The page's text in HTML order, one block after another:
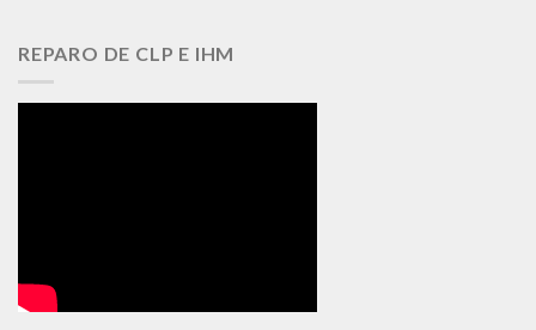
REPARO DE CLP E IHM